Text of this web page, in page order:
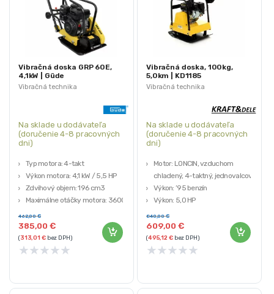
Vibračná technika
Vibračná doska GRP 60E,
4,1kW | Güde
Na sklade u dodávateľa
(doručenie 4-8 pracovných
dni)
Typ motora: 4-takt
Výkon motora: 4,1 kW / 5,5 HP
Zdvihový objem: 196 cm3
Maximálne otáčky motora: 3600
ot./min.
Palivo: bezolovnatý benzín
385,00€
462,00€
(313,01€bez DPH)
★★★★★
Vibračná technika
Vibračná doska, 100kg,
5,0km | KD1185
Na sklade u dodávateľa
(doručenie 4-8 pracovných
dni)
Motor: LONCIN, vzduchom
chladený, 4-taktný, jednovalcový
Výkon: ’95 benzín
Výkon: 5,0 HP
Frekvencia: 90Hz
Odstredivá sila: 18kN
609,00€
840,00€
(495,12 €bez DPH)
★★★★★